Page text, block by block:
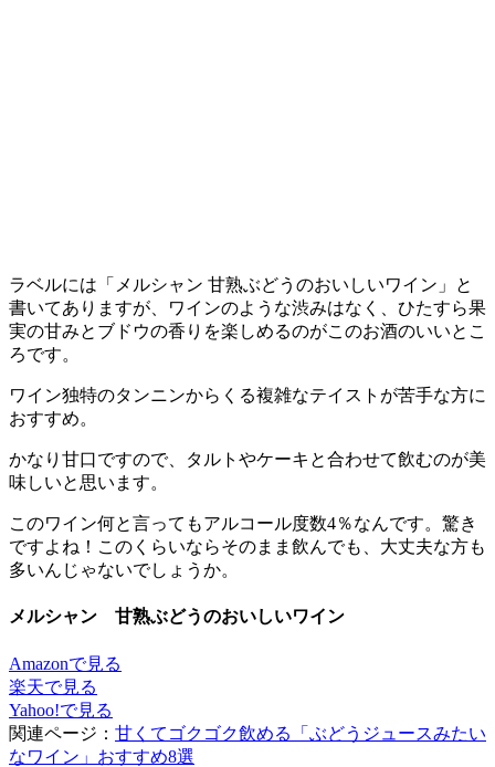
ラベルには「メルシャン 甘熟ぶどうのおいしいワイン」と
書いてありますが、ワインのような渋みはなく、ひたすら果
実の甘みとブドウの香りを楽しめるのがこのお酒のいいとこ
ろです。
ワイン独特のタンニンからくる複雑なテイストが苦手な方に
おすすめ。
かなり甘口ですので、タルトやケーキと合わせて飲むのが美
味しいと思います。
このワイン何と言ってもアルコール度数4％なんです。驚き
ですよね！このくらいならそのまま飲んでも、大丈夫な方も
多いんじゃないでしょうか。
メルシャン 甘熟ぶどうのおいしいワイン
Amazonで見る
楽天で見る
Yahoo!で見る
関連ページ： 甘くてゴクゴク飲める「ぶどうジュースみたい
なワイン」おすすめ8選